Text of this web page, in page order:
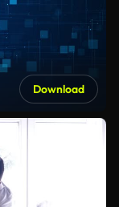
Download